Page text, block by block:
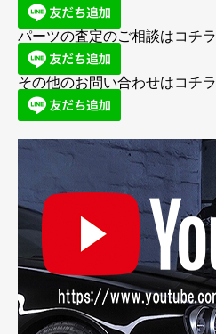
パーツの査定のご相談はコチラ
その他のお問い合わせはコチラ